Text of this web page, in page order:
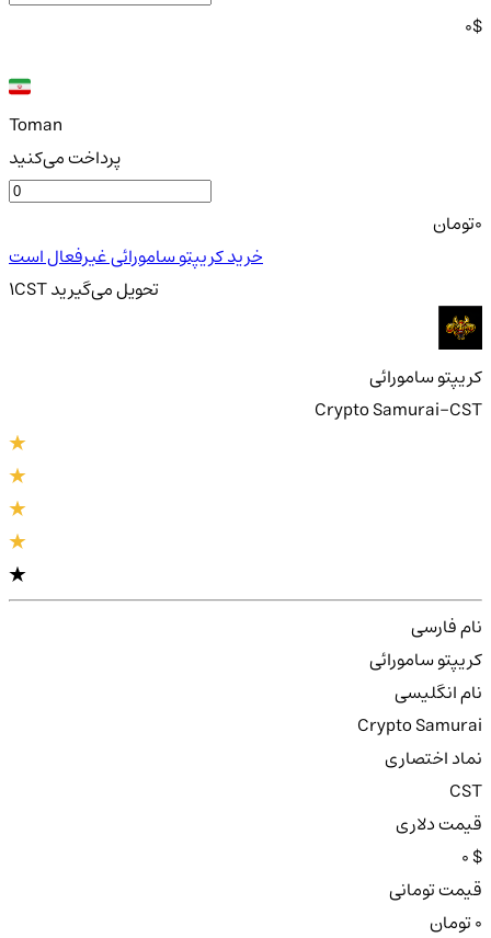
0$
Toman
پرداخت می‌کنید
تومان
خرید کریپتو سامورائی غیرفعال است
1CST تحویلمی‌گیرید
کریپتو سامورائی
Crypto Samurai-CST
نام فارسی
کریپتو سامورائی
نام انگلیسی
Crypto Samurai
نماد اختصاری
CST
قیمت دلاری
0 $
قیمت تومانی